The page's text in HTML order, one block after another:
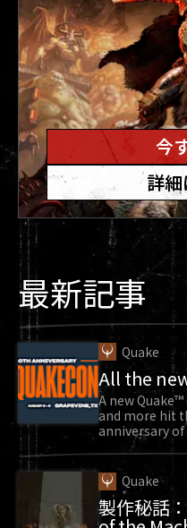
今
詳
最新記事
Quake
All the
A new
and more hit
anniversary of
party.
Quake
製作秘話